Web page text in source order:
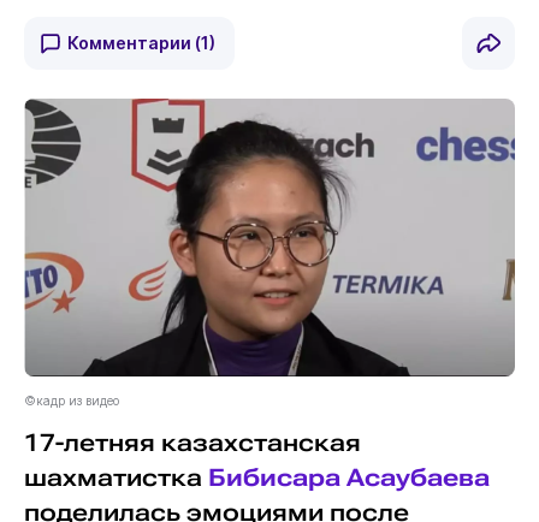
Комментарии (1)
©кадр из видео
17-летняя казахстанская
шахматистка Бибисара Асаубаева
поделилась эмоциями после